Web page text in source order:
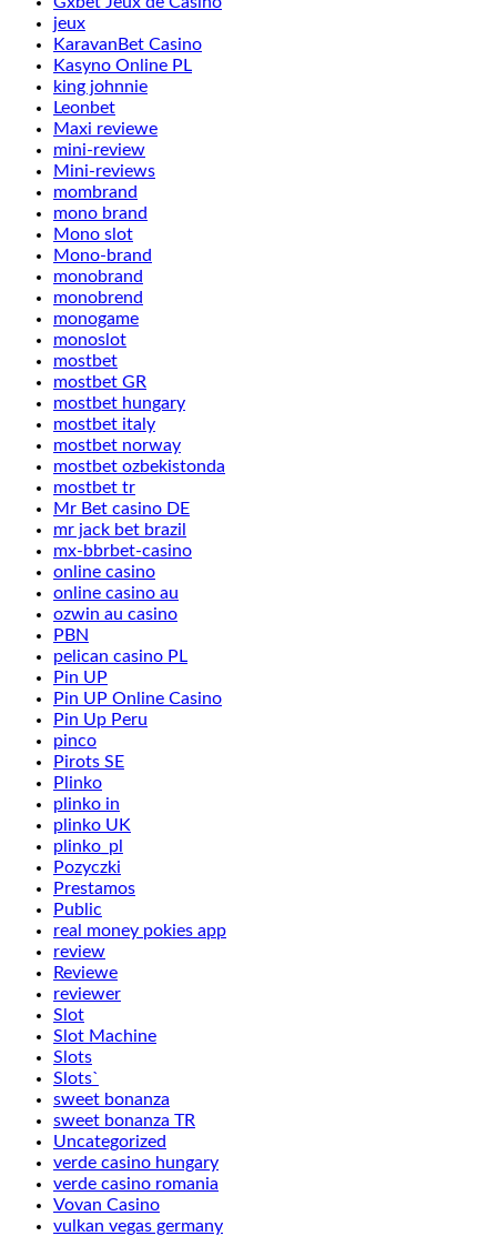
jeux
KaravanBet Casino
Kasyno Online PL
king johnnie
Leonbet
Maxi reviewe
mini-review
Mini-reviews
mombrand
mono brand
Mono slot
Mono-brand
monobrand
monobrend
monogame
monoslot
mostbet
mostbet GR
mostbet hungary
mostbet italy
mostbet norway
mostbet ozbekistonda
mostbet tr
Mr Bet casino DE
mr jack bet brazil
mx-bbrbet-casino
online casino
online casino au
ozwin au casino
PBN
pelican casino PL
Pin UP
Pin UP Online Casino
Pin Up Peru
pinco
Pirots SE
Plinko
plinko in
plinko UK
plinko_pl
Pozyczki
Prestamos
Public
real money pokies app
review
Reviewe
reviewer
Slot
Slot Machine
Slots
Slots`
sweet bonanza
sweet bonanza TR
Uncategorized
verde casino hungary
verde casino romania
Vovan Casino
vulkan vegas germany